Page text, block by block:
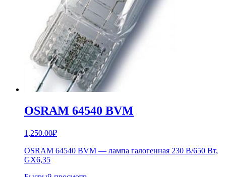
OSRAM 64540 BVM
1,250.00₽
OSRAM 64540 BVM — лампа галогенная 230 В/650 Вт,
GХ6,35